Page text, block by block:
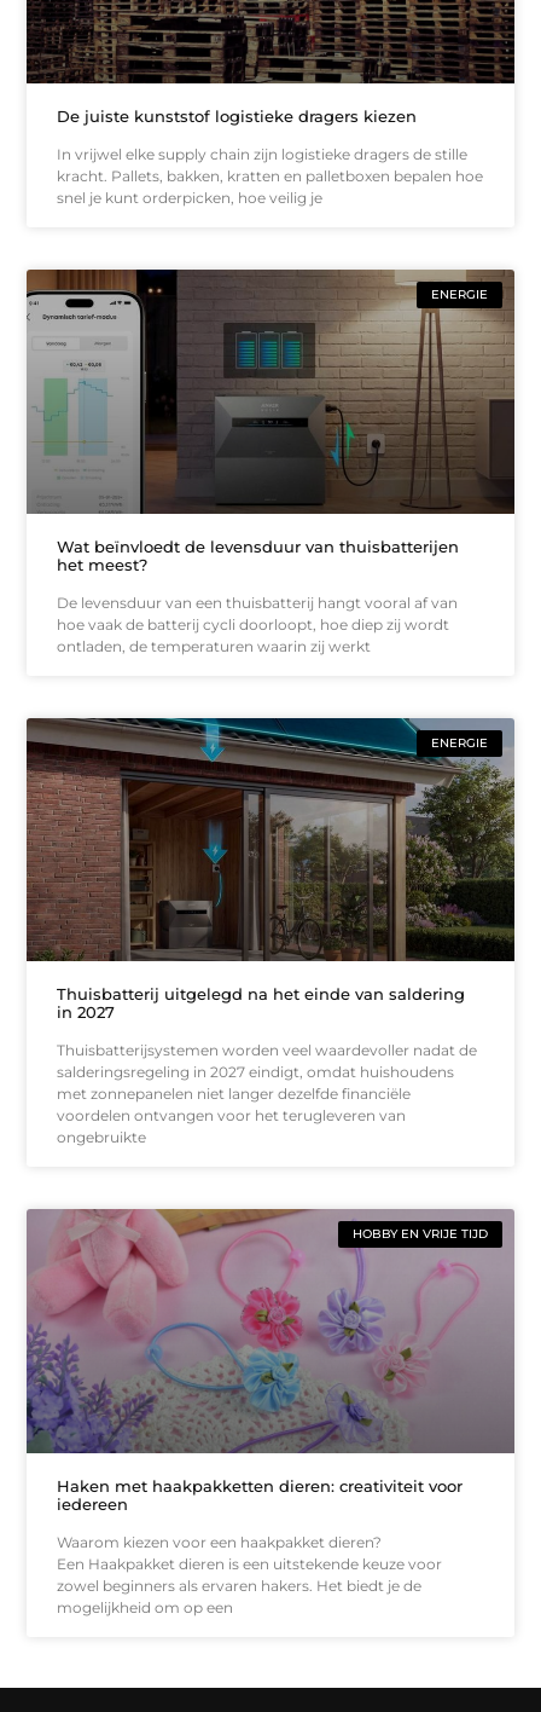
De juiste kunststof logistieke dragers kiezen
In vrijwel elke supply chain zijn logistieke dragers de stille
kracht. Pallets, bakken, kratten en palletboxen bepalen hoe
snel je kunt orderpicken, hoe veilig je
ENERGIE
Wat beïnvloedt de levensduur van thuisbatterijen
het meest?
De levensduur van een thuisbatterij hangt vooral af van
hoe vaak de batterij cycli doorloopt, hoe diep zij wordt
ontladen, de temperaturen waarin zij werkt
ENERGIE
Thuisbatterij uitgelegd na het einde van saldering
in 2027
Thuisbatterijsystemen worden veel waardevoller nadat de
salderingsregeling in 2027 eindigt, omdat huishoudens
met zonnepanelen niet langer dezelfde financiële
voordelen ontvangen voor het terugleveren van
ongebruikte
HOBBY EN VRIJE TIJD
Haken met haakpakketten dieren: creativiteit voor
iedereen
Waarom kiezen voor een haakpakket dieren?
Een Haakpakket dieren is een uitstekende keuze voor
zowel beginners als ervaren hakers. Het biedt je de
mogelijkheid om op een